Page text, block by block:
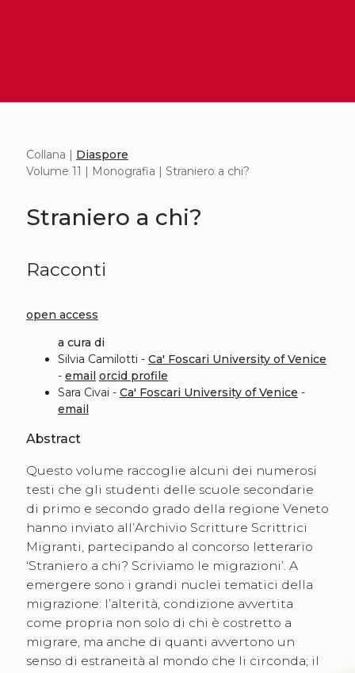
Collana | Diaspore
Volume 11 | Monografia | Straniero a chi?
Straniero a chi?
Racconti
open access
a cura di
Silvia Camilotti - Ca' Foscari University of Venice
- email orcid profile
Sara Civai - Ca' Foscari University of Venice -
email
Abstract
Questo volume raccoglie alcuni dei numerosi
testi che gli studenti delle scuole secondarie
di primo e secondo grado della regione Veneto
hanno inviato all’Archivio Scritture Scrittrici
Migranti, partecipando al concorso letterario
‘Straniero a chi? Scriviamo le migrazioni’. A
emergere sono i grandi nuclei tematici della
migrazione: l’alterità, condizione avvertita
come propria non solo di chi è costretto a
migrare, ma anche di quanti avvertono un
senso di estraneità al mondo che li circonda; il